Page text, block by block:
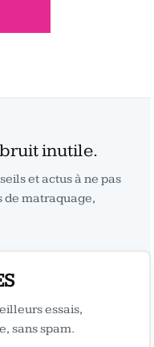
inutile.
et actus à ne pas
de matraquage,
essais,
sans spam.